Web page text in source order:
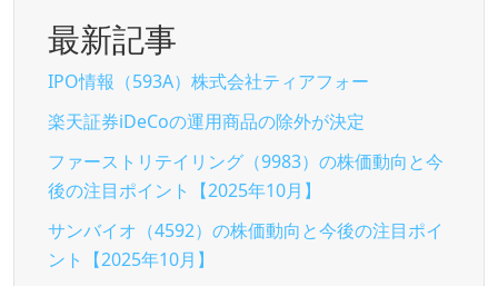
最新記事
IPO情報（593A）株式会社ティアフォー
楽天証券iDeCoの運用商品の除外が決定
ファーストリテイリング（9983）の株価動向と今
後の注目ポイント【2025年10月】
サンバイオ（4592）の株価動向と今後の注目ポイ
ント【2025年10月】